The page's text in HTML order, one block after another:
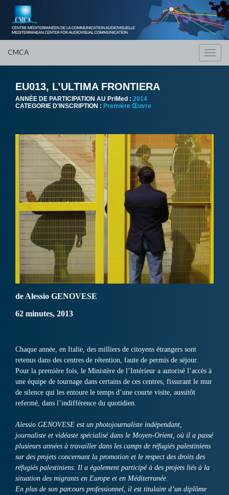
CMCA
EU013, L’ULTIMA FRONTIERA
ANNÈE DE PARTICIPATION AU PriMed : 2014
CATEGORIE D'INSCRIPTION : Première Œuvre
de Alessio GENOVESE
62 minutes, 2013
Chaque année, en Italie, des milliers de citoyens étrangers sont
retenus dans des centres de rétention, faute de permis de séjour.
Pour la première fois, le Ministère de l’Intérieur a autorisé l’accès à
une équipe de tournage dans certains de ces centres, fissurant le mur
de silence qui les entoure le temps d’une courte visite, aussitôt
refermé, dans l’indifférence du quotidien.
Alessio GENOVESE est un photojournaliste indépendant,
journaliste et vidéaste spécialisé dans le Moyen-Orient, où il a passé
plusieurs années à travailler dans les camps de réfugiés palestiniens
sur des projets concernant la promotion et le respect des droits des
réfugiés palestiniens. Il a également participé à des projets liés à la
situation des migrants en Europe et en Méditerranée.
En plus de son parcours professionnel, il est titulaire d’un diplôme